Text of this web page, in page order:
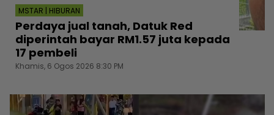
MSTAR | HIBURAN
Perdaya jual tanah, Datuk Red
diperintah bayar RM1.57 juta kepada
17 pembeli
Khamis, 6 Ogos 2026 8:30 PM